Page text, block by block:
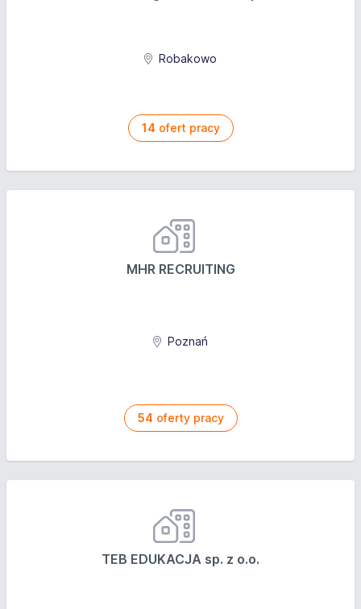
Robakowo
14 ofert pracy
MHR RECRUITING
Poznań
54 oferty pracy
TEB EDUKACJA sp. z o.o.